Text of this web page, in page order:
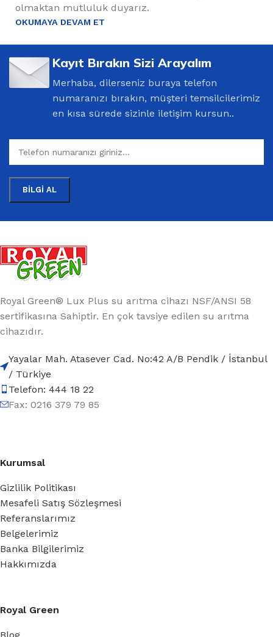
olmaktan mutluluk duyarız.
OKUMAYA DEVAM ET
Kayıt Bırakın Sizi Arayalım
Merhaba, dilerseniz buraya telefon
numaranızı bırakın, müşteri temsilcilerimiz
en kısa sürede sizinle iletişim kursun..
Royal Green® Lux Plus su arıtma cihazı NSF/ANSI 58
sertifikasına Sahiptir. En çok tavsiye edilen su arıtma
cihazıdır.
Yayalar Mah. Atasever Cad. No:42 A/B Pendik / İstanbul
/ Türkiye
Telefon: 444 18 22
Fax: 0216 379 79 85
Kurumsal
Gizlilik Politikası
Mesafeli Satış Sözleşmesi
Referanslarımız
Belgelerimiz
Banka Bilgilerimiz
Hakkımızda
Royal Green
Blog